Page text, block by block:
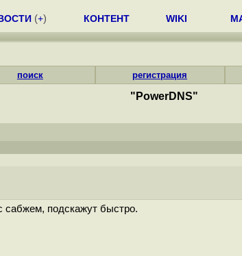
(+) КОНТЕНТ WIKI
поиск регистрация
"PowerDNS"
сабжем, подскажут быстро.